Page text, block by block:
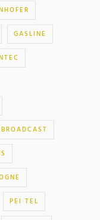
GASLINE
PEI TEL